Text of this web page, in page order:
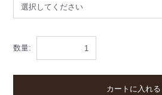
数量:
カートに入れる